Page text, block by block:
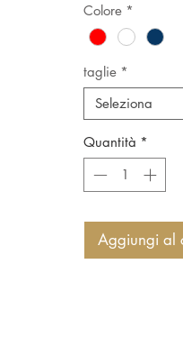
oxford, 6
internamente in
Colore *
taglie *
Seleziona
Quantità *
Aggiungi al